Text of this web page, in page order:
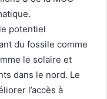
potentiel
du fossile comme
le solaire et
dans le nord. Le
l’accès à